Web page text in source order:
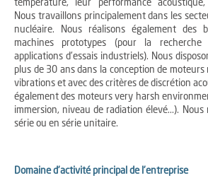
température, leur performance
Nous travaillons principalement dans les
nucléaire. Nous réalisons également des
machines prototypes (pour la
applications d'essais industriels). Nous
plus de 30 ans dans la conception de
vibrations et avec des critères de discrétion
également des moteurs very harsh
immersion, niveau de radiation élevé...).
série ou en série unitaire.
Domaine d'activité principal de l'entreprise